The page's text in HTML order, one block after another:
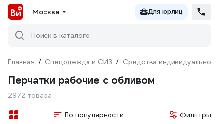
Москва Для юрлиц
Поиск в каталоге
Главная / Спецодежда и СИЗ / Средства индивидуальной
Перчатки рабочие с обливом
2972 товара
По популярности Фильтры